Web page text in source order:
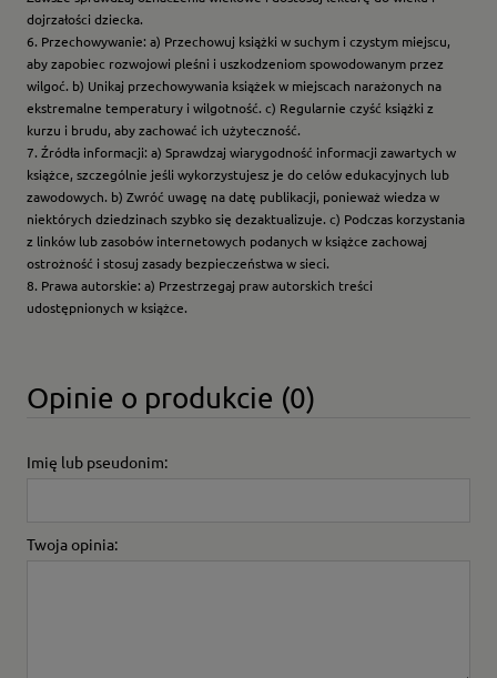
dojrzałości dziecka.
6. Przechowywanie: a) Przechowuj książki w suchym i czystym miejscu,
aby zapobiec rozwojowi pleśni i uszkodzeniom spowodowanym przez
wilgoć. b) Unikaj przechowywania książek w miejscach narażonych na
ekstremalne temperatury i wilgotność. c) Regularnie czyść książki z
kurzu i brudu, aby zachować ich użyteczność.
7. Źródła informacji: a) Sprawdzaj wiarygodność informacji zawartych w
książce, szczególnie jeśli wykorzystujesz je do celów edukacyjnych lub
zawodowych. b) Zwróć uwagę na datę publikacji, ponieważ wiedza w
niektórych dziedzinach szybko się dezaktualizuje. c) Podczas korzystania
z linków lub zasobów internetowych podanych w książce zachowaj
ostrożność i stosuj zasady bezpieczeństwa w sieci.
8. Prawa autorskie: a) Przestrzegaj praw autorskich treści
udostępnionych w książce.
Opinie o produkcie (0)
Imię lub pseudonim:
Twoja opinia: